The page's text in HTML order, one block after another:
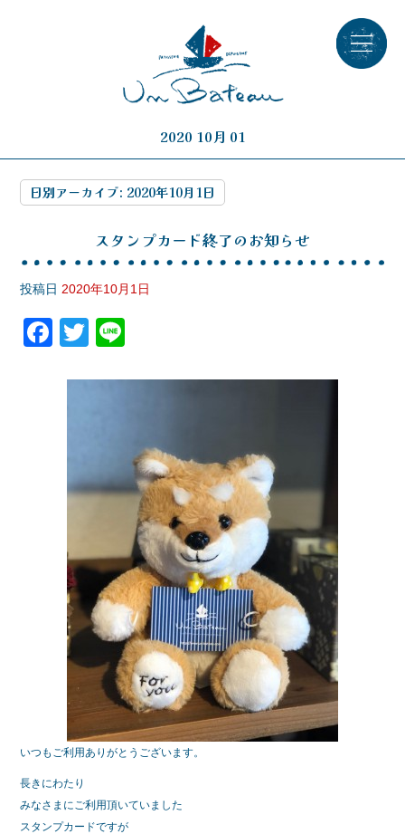
2020 10月 01
日別アーカイブ: 2020年10月1日
スタンプカード終了のお知らせ
投稿日 2020年10月1日
F
c
o
o
T
tt
e
いつもご利用ありがとうございます。
長きにわたり
みなさまにご利用頂いていました
スタンプカードですが